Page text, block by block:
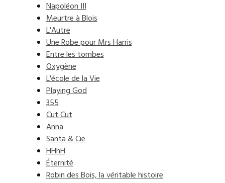
Napoléon III
Meurtre à Blois
L'Autre
Une Robe pour Mrs Harris
Entre les tombes
Oxygène
L'école de la Vie
Playing God
355
Cut Cut
Anna
Santa & Cie
HHhH
Éternité
Robin des Bois, la véritable histoire